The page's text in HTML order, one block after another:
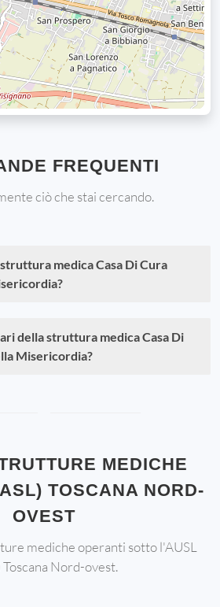
FREQUENTI
ciò che stai cercando.
medica Casa Di Cura
della struttura medica Casa Di
Misericordia?
MEDICHE
TOSCANA NORD-
OVEST
mediche operanti sotto l'AUSL
Toscana Nord-ovest.